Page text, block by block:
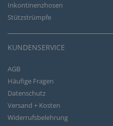
Inkontinenzhosen
Stützstrümpfe
KUNDENSERVICE
AGB
Häufige Fragen
Datenschutz
Versand + Kosten
Widerrufsbelehrung